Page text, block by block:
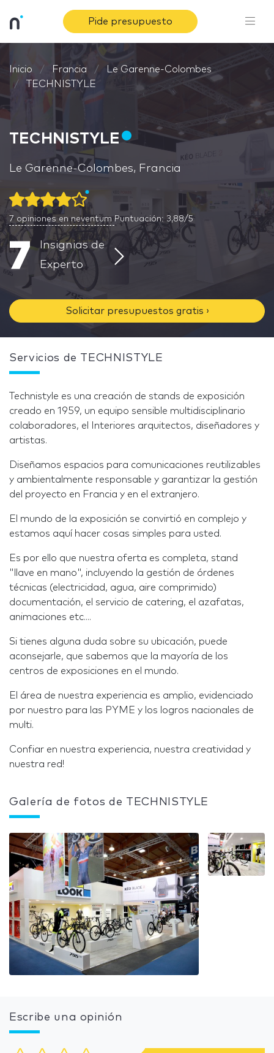
Pide presupuesto
Inicio Francia
Le Garenne-Colombes
TECHNISTYLE
TECHNISTYLE
Le Garenne-Colombes, Francia
7 opiniones en neventum Puntuación: 3,88/5
7
Insignias de
Experto
Solicitar presupuestos gratis ›
Servicios de TECHNISTYLE
Technistyle es una creación de stands de exposición
creado en 1959, un equipo sensible multidisciplinario
colaboradores, el Interiores arquitectos, diseñadores y
artistas.
Diseñamos espacios para comunicaciones reutilizables
y ambientalmente responsable y garantizar la gestión
del proyecto en Francia y en el extranjero.
El mundo de la exposición se convirtió en complejo y
estamos aquí hacer cosas simples para usted.
Es por ello que nuestra oferta es completa, stand
"llave en mano", incluyendo la gestión de órdenes
técnicas (electricidad, agua, aire comprimido)
documentación, el servicio de catering, el azafatas,
animaciones etc....
Si tienes alguna duda sobre su ubicación, puede
aconsejarle, que sabemos que la mayoría de los
centros de exposiciones en el mundo.
El área de nuestra experiencia es amplio, evidenciado
por nuestro para las PYME y los logros nacionales de
multi.
Confiar en nuestra experiencia, nuestra creatividad y
nuestra red!
Galería de fotos de TECHNISTYLE
Escribe una opinión